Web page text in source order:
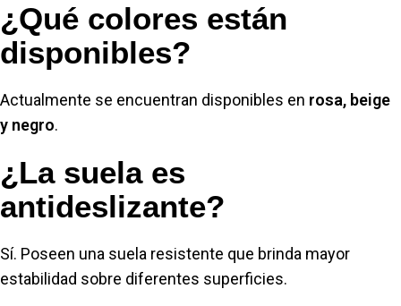
¿Qué colores están
disponibles?
Actualmente se encuentran disponibles en rosa, beige
y negro.
¿La suela es
antideslizante?
Sí. Poseen una suela resistente que brinda mayor
estabilidad sobre diferentes superficies.